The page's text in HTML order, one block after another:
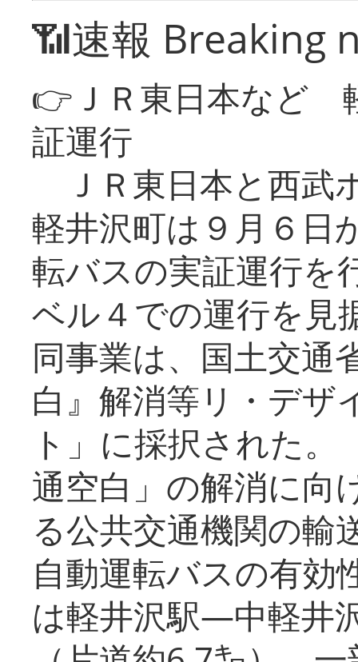
📶速報 Breaking
👉ＪＲ東日本など
証運行
ＪＲ東日本と西武
軽井沢町は９月６日
転バスの実証運行を
ベル４での運行を見
同事業は、国土交通
白』解消等リ・デザ
ト」に採択された
通空白」の解消に向
る公共交通機関の輸
自動運転バスの有効
は軽井沢駅―中軽井